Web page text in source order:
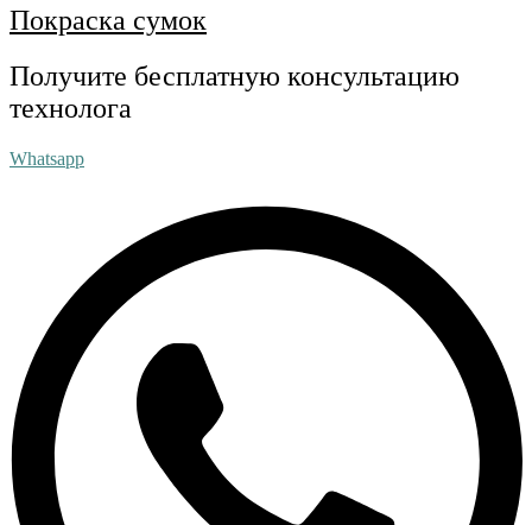
Покраска сумок
Получите бесплатную консультацию
технолога
Whatsapp